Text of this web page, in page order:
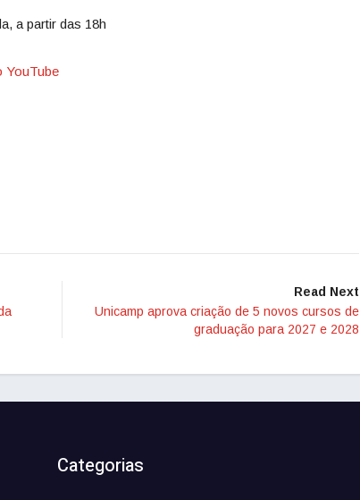
a partir das 18h
YouTube
Read Next
Unicamp aprova criação de 5 novos cursos de
graduação para 2027 e 2028
Categorias